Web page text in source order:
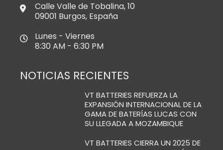
Calle Valle de Tobalina, 10
09001 Burgos, España
Lunes - Viernes
8:30 AM - 6:30 PM
NOTICIAS RECIENTES
VT BATTERIES REFUERZA LA
EXPANSIÓN INTERNACIONAL DE LA
GAMA DE BATERÍAS LUCAS CON
SU LLEGADA A MOZAMBIQUE
VT BATTERIES CIERRA UN 2025 DE